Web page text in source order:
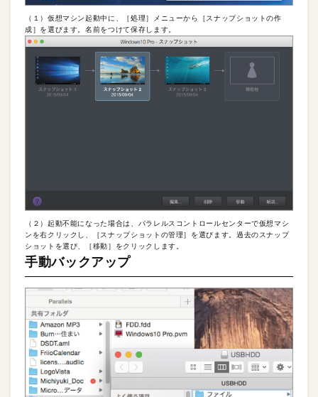
（１）仮想マシン起動中に、［処理］メニューから［スナップショットの作
成］を選びます。名前をつけて保存します。
（２）起動不能になった場合は、パラレルスコントロールセンターで仮想マシ
ンを右クリックし、［スナップショットの管理］を選びます。過去のスナップ
ショットを選び、［移動］をクリックします。
手動バックアップ